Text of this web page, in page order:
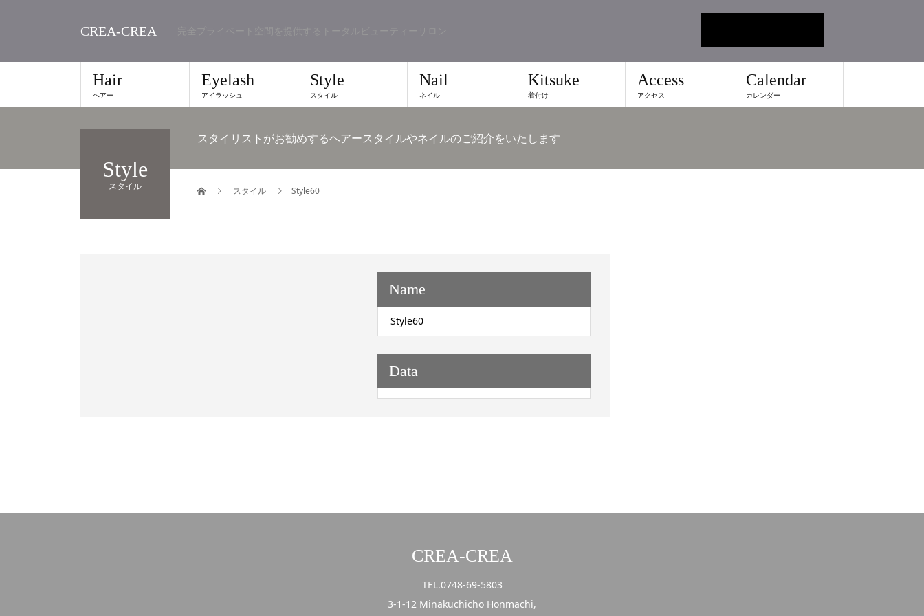
CREA-CREA
Hair
ヘアー
Eyelash
アイラッシュ
Style
スタイル
Nail
ネイル
Kitsuke
着付け
Access
アクセス
Calendar
カレンダー
Style
スタイル
スタイリストがお勧めするヘアースタイルやネイルのご紹介をいたします
スタイル Style60
Name
Style60
Data
CREA-CREA
TEL.0748-69-5803
3-1-12 Minakuchicho Honmachi,